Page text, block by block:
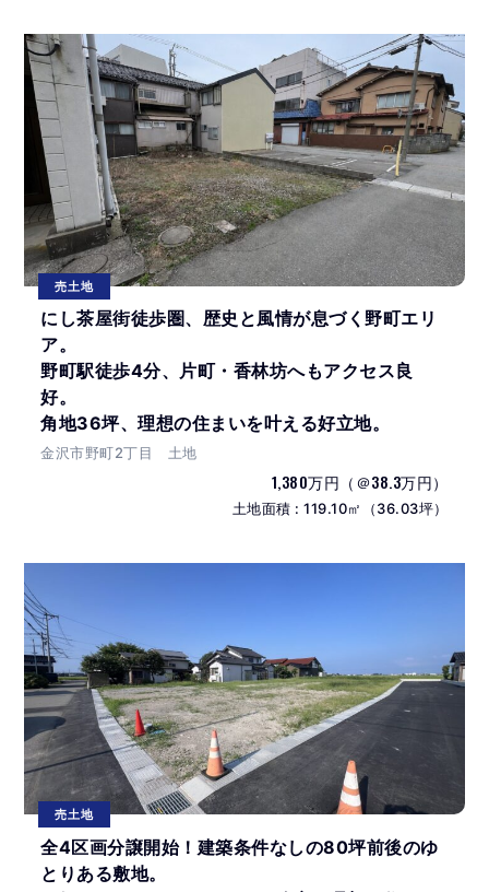
売土地
にし茶屋街徒歩圏、歴史と風情が息づく野町エリ
ア。
野町駅徒歩4分、片町・香林坊へもアクセス良
好。
角地36坪、理想の住まいを叶える好立地。
金沢市野町2丁目 土地
1,380万円（＠38.3万円）
土地面積 : 119.10㎡（36.03坪）
売土地
全4区画分譲開始！建築条件なしの80坪前後のゆ
とりある敷地。